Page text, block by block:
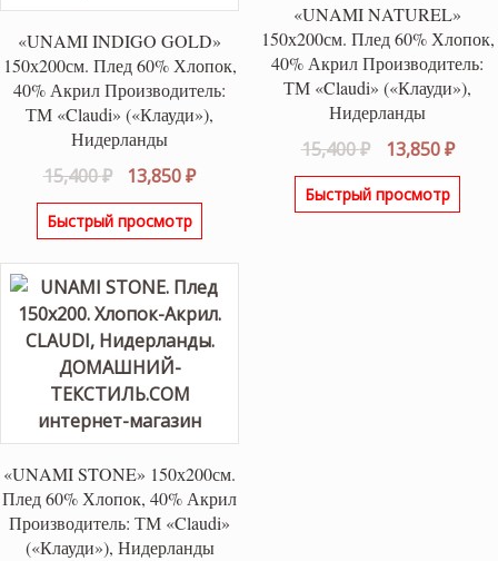
«UNAMI INDIGO GOLD»
150х200см. Плед 60% Хлопок,
40% Акрил Производитель:
ТМ «Claudi» («Клауди»),
Нидерланды
15,400₽
Первоначальная
цена
составляла
13,850₽Текущая
цена:
Быстрый просмотр
«UNAMI NATUREL»
150х200см. Плед 60% Хлопок,
40% Акрил Производитель:
ТМ «Claudi» («Клауди»),
Нидерланды
15,400₽
цена
составляла
13,850₽
Быстрый просмотр
«UNAMI STONE» 150х200см.
Плед 60% Хлопок, 40% Акрил
Производитель: ТМ «Claudi»
(«Клауди»), Нидерланды